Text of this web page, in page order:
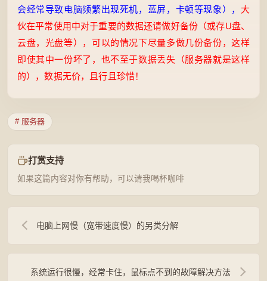
会经常导致电脑频繁出现死机，蓝屏，卡顿等现象）， 大
伙在平常使用中对于重要的数据还请做好备份（或存U盘、
云盘，光盘等），可以的情况下尽量多做几份备份，这样
即使其中一份坏了，也不至于数据丢失（服务器就是这样
的），数据无价，且行且珍惜！
# 服务器
打赏支持
如果这篇内容对你有帮助，可以请我喝杯咖啡
电脑上网慢（宽带速度慢）的另类分解
系统运行很慢，经常卡住，鼠标点不到的故障解决方法